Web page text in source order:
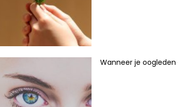
Wanneer je oogleden